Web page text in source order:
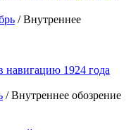
/ Внутреннее
навигацию 1924 года
/ Внутреннее обозрение